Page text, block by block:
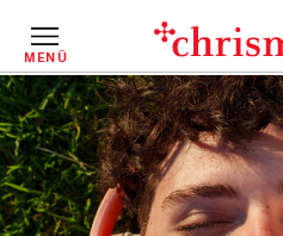
InhaltMENÜ